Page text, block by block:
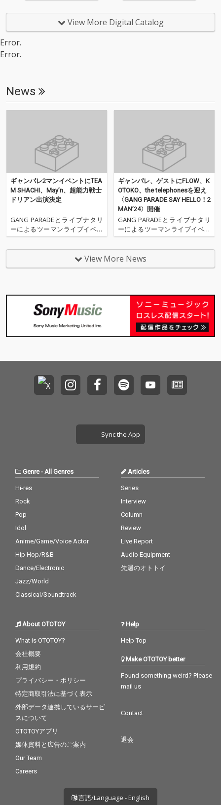
View More Digital Catalog
Error.
Error.
News
ギャンパレ2マンイベントにTEA
M SHACHI、May’n、超能力戦士
ドリアン出演決定
GANG PARADEとライブナタリ
ーによるツーマンライブイベン
ト〈GANG PARADE SAY HELL
O！2MAN’24〉の追加出演者が
決定した。 今回発表されたアー
ティストは、東京・GARDEN新
ギャンパレ、ゲストにFLOW、K
OTOKO、the telephonesを迎え
〈GANG PARADE SAY HELLO！2
MAN’24〉開催
GANG PARADEとライブナタリ
ーによるツーマンライブイベン
ト〈GANG PARADE SAY HELL
O！2MAN’24〉が開催される。
昨年は京都、大阪、埼玉、東京
の4都市を巡るツアーとして行
View More News
Sync the App
Genre-All Genres
Hi-res
Rock
Pop
Idol
Anime/Game/Voice Actor
Hip Hop/R&B
Dance/Electronic
Jazz/World
Classical/Soundtrack
Articles
Series
Interview
Column
Review
Live Report
Audio Equipment
先週のオトトイ
About OTOTOY
What is OTOTOY?
会社概要
利用規約
プライバシー・ポリシー
特定商取引法に基づく表示
外部データ連携しているサービ
スについて
OTOTOYアプリ
媒体資料と広告のご案内
Our Team
Careers
Help
Help Top
Make OTOTOY better
Found something weird? Please
mail us
Contact
退会
言語/Language - English